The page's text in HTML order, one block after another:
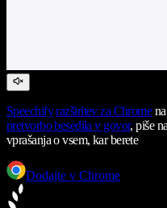
Speechify razširitev za Chromena
pretvorbo besedila v govor, piše
vprašanja o vsem, kar berete
Dodajte v Chrome